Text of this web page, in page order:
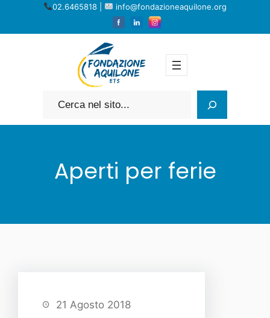
02.6465818 | info@fondazioneaquilone.org
Cerca
Aperti per ferie
21 Agosto 2018